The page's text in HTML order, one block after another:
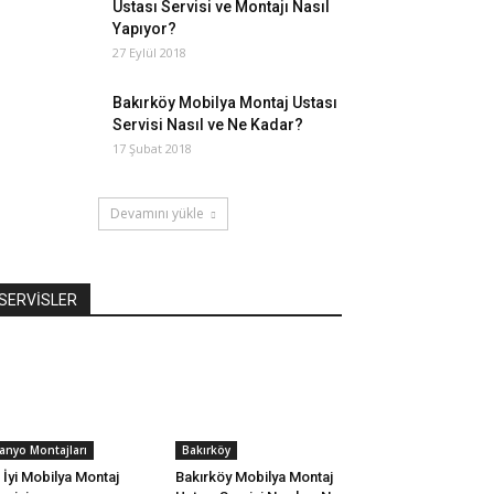
Ustası Servisi ve Montajı Nasıl
Yapıyor?
27 Eylül 2018
Bakırköy Mobilya Montaj Ustası
Servisi Nasıl ve Ne Kadar?
17 Şubat 2018
Devamını yükle
Montajları
İyi Mobilya Montaj
Bakırköy
Bakırköy Mobilya Montaj